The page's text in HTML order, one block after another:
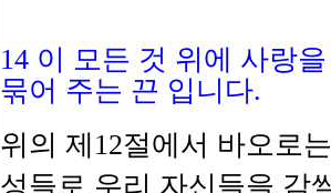
14 이 모든 것 위에 사랑
묶어 주는 끈 입니다.
위의 제12절에서 바오로는
성들로 우리 자신들을 감